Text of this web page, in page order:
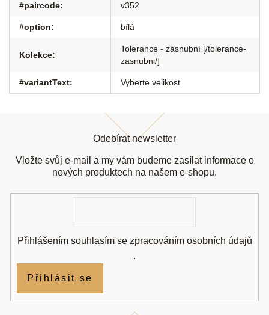
#paircode: v352
#option: bílá
Kolekce:
Tolerance - zásnubní [/tolerance-
zasnubni/]
#variantText: Vyberte velikost
Odebírat newsletter
Vložte svůj e-mail a my vám budeme zasílat informace o
nových produktech na našem e-shopu.
Přihlášením souhlasím se zpracováním osobních údajů
.
Přihlásit se